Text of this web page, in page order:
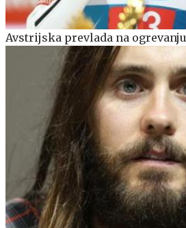
Avstrijska prevlada na ogrevanju